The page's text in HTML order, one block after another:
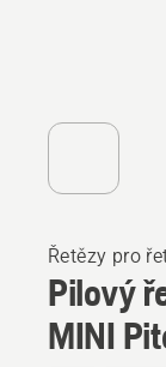
Řetězy pro
Pilový
MINI